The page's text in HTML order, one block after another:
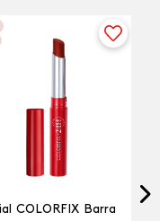
COLORFIX Barra